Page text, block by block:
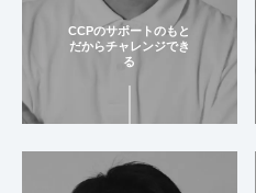
CCPのサポートのもと
だからチャレンジでき
る